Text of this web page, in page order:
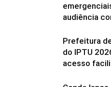
audiência
Prefeitura
do IPTU
acesso